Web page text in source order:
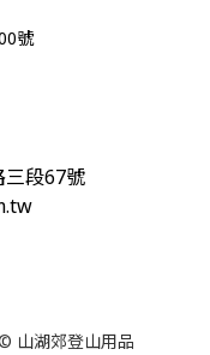
號
三段67號
山湖郊登山用品